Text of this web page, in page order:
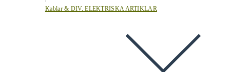
Kablar & DIV. ELEKTRISKA ARTIKLAR